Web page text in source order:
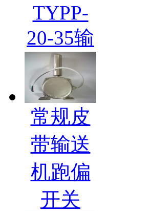
TYPP-
20-35输
常规皮
带输送
机跑偏
开关